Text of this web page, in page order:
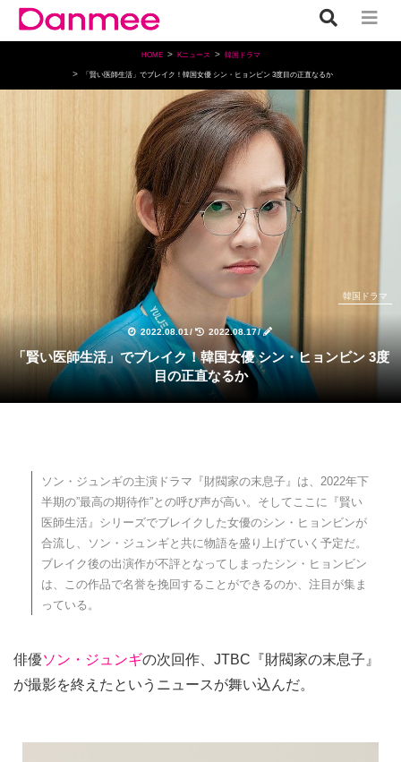
HOME Kニュース 韓国ドラマ
「賢い医師生活」でブレイク！韓国女優 シン・ヒョンビン 3度目の正直なるか
2022.08.01 / 2022.08.17/
韓国ドラマ
「賢い医師生活」でブレイク！韓国女優 シン・ヒョンビン 3度
目の正直なるか
ソン・ジュンギの主演ドラマ『財閥家の末息子』は、2022年下
半期の”最高の期待作”との呼び声が高い。そしてここに『賢い
医師生活』シリーズでブレイクした女優のシン・ヒョンビンが
合流し、ソン・ジュンギと共に物語を盛り上げていく予定だ。
ブレイク後の出演作が不評となってしまったシン・ヒョンビン
は、この作品で名誉を挽回することができるのか、注目が集ま
っている。
俳優ソン・ジュンギの次回作、JTBC『財閥家の末息子』
が撮影を終えたというニュースが舞い込んだ。